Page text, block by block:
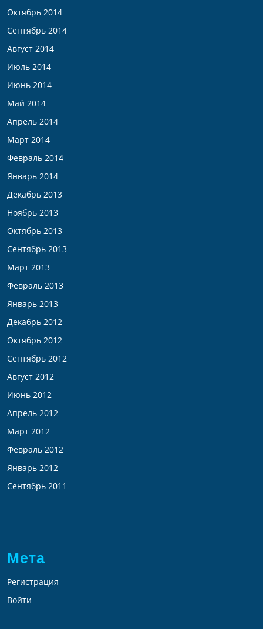
Октябрь 2014
Сентябрь 2014
Август 2014
Июль 2014
Июнь 2014
Май 2014
Апрель 2014
Март 2014
Февраль 2014
Январь 2014
Декабрь 2013
Ноябрь 2013
Октябрь 2013
Сентябрь 2013
Март 2013
Февраль 2013
Январь 2013
Декабрь 2012
Октябрь 2012
Сентябрь 2012
Август 2012
Июнь 2012
Апрель 2012
Март 2012
Февраль 2012
Январь 2012
Сентябрь 2011
Мета
Регистрация
Войти